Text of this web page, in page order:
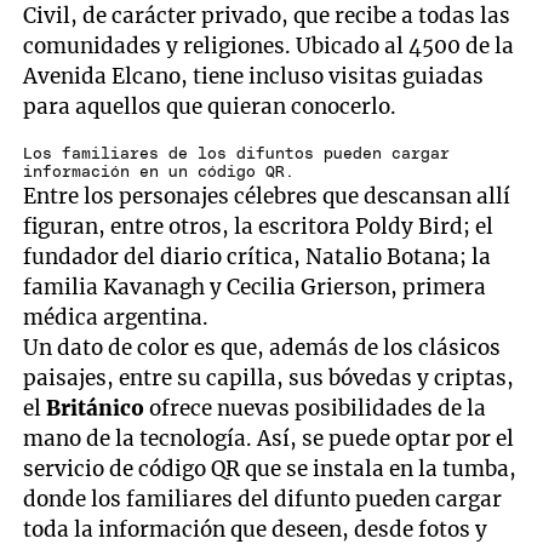
Civil, de carácter privado, que recibe a todas las
comunidades y religiones. Ubicado al 4500 de la
Avenida Elcano, tiene incluso visitas guiadas
para aquellos que quieran conocerlo.
Los familiares de los difuntos pueden cargar
información en un código QR.
Entre los personajes célebres que descansan allí
figuran, entre otros, la escritora Poldy Bird; el
fundador del diario crítica, Natalio Botana; la
familia Kavanagh y Cecilia Grierson, primera
médica argentina.
Un dato de color es que, además de los clásicos
paisajes, entre su capilla, sus bóvedas y criptas,
elBritánicoofrece nuevas posibilidades de la
mano de la tecnología. Así, se puede optar por el
servicio de código QR que se instala en la tumba,
donde los familiares del difunto pueden cargar
toda la información que deseen, desde fotos y